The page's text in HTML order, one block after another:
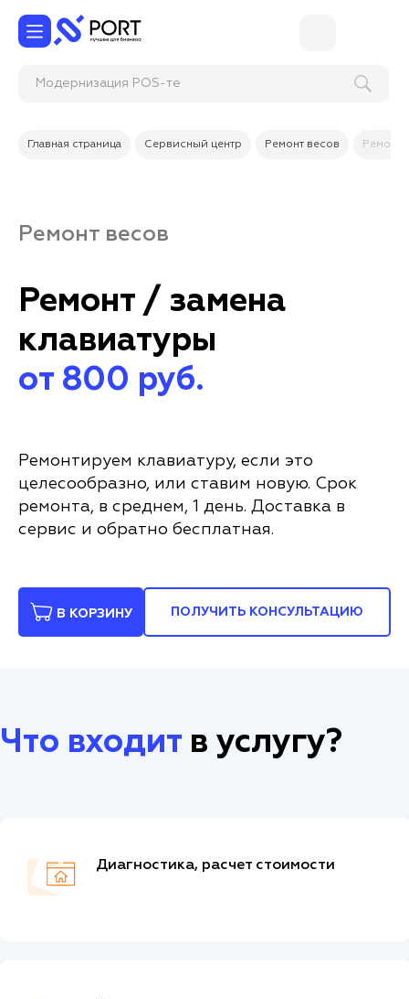
Модернизация
Главная страница Сервисный центр Ремонт весов Ремонт
Ремонт весов
Ремонт / замена
клавиатуры
от 800 руб.
Ремонтируем клавиатуру, если это
целесообразно, или ставим новую. Срок
ремонта, в среднем, 1 день. Доставка в
сервис и обратно бесплатная.
В КОРЗИНУ ПОЛУЧИТЬ КОНСУЛЬТАЦИЮ
Что входит в услугу?
Диагностика, расчет стоимости